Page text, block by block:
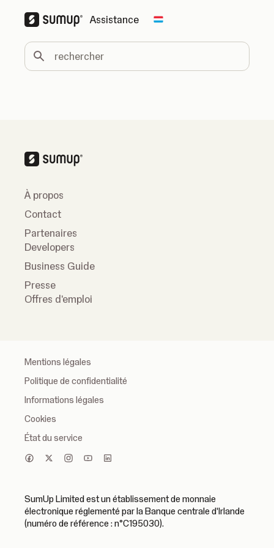
Assistance Change country
rechercher
À propos
Contact
Partenaires
Developers
Business Guide
Presse
Offres d'emploi
Mentions légales
Politique de confidentialité
Informations légales
Cookies
État du service
SumUp Limited est un établissement de monnaie
électronique réglementé par la Banque centrale d'Irlande
(numéro de référence : n°C195030).